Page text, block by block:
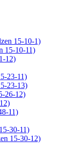
15-10-1)
15-10-11)
12)
23-11)
23-13)
26-12)
11)
30-11)
15-30-12)